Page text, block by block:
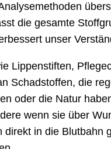
die gesamte
unser
Lippenstiften,
Schadstoffen, die
oder die Natur
wenn sie über
in die